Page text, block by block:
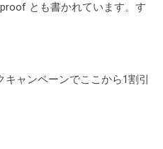
とも書かれています。す
ャンペーンでここから1割引